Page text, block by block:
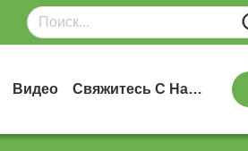
Видео Свяжитесь С Нами